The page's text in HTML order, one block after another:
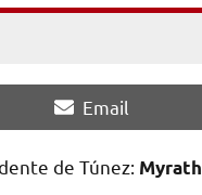
Compartir
en
Email
de Túnez: Myrath